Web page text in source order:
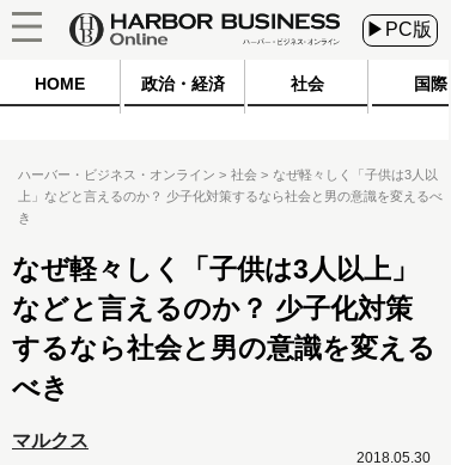
▶PC版
HOME 政治・経済 社会 国際
ハーバー・ビジネス・オンライン 社会
なぜ軽々しく「子供は3人以
上」などと言えるのか？ 少子化対策するなら社会と男の意識を変えるべ
き
なぜ軽々しく「子供は3人以上」
などと言えるのか？ 少子化対策
するなら社会と男の意識を変える
べき
マルクス
2018.05.30